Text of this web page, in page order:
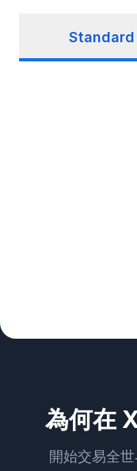
Standard
為何在
開始交易全